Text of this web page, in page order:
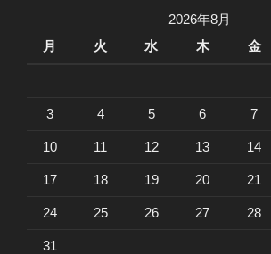
2026年8月
月
火 水 木 金
3 4 5 6 7
10 11 12 13 14
17 18 19 20 21
24 25 26 27 28
31